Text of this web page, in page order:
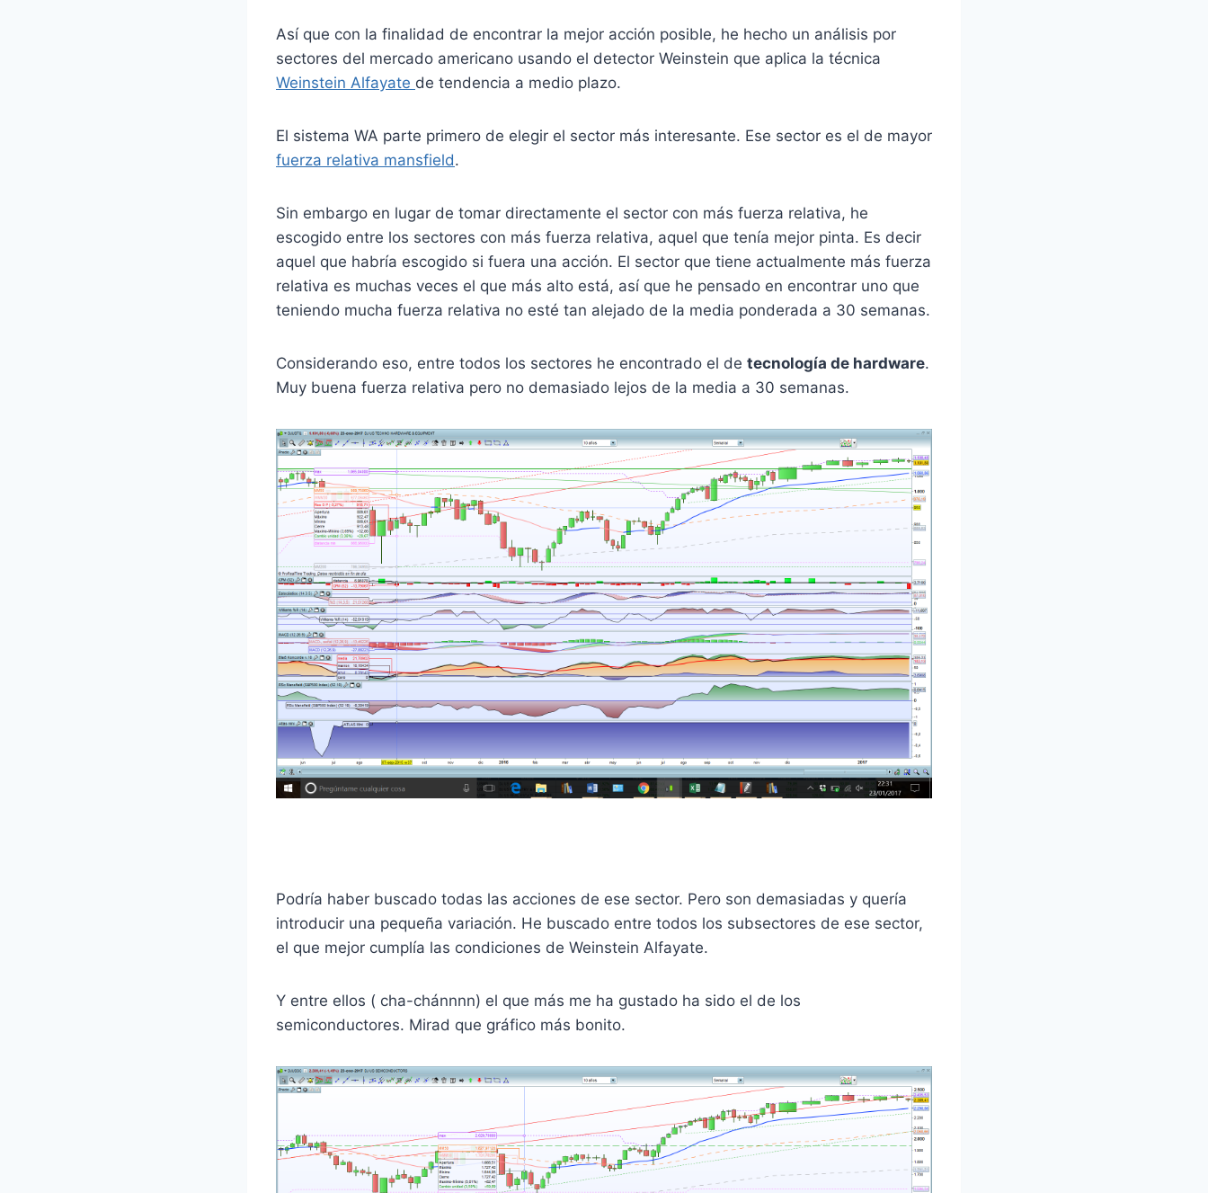
Así que con la finalidad de encontrar la mejor acción posible, he hecho un análisis por
sectores del mercado americano usando el detector Weinstein que aplica la técnica
Weinstein Alfayate de tendencia a medio plazo.
El sistema WA parte primero de elegir el sector más interesante. Ese sector es el de mayor
fuerza relativa mansfield.
Sin embargo en lugar de tomar directamente el sector con más fuerza relativa, he
escogido entre los sectores con más fuerza relativa, aquel que tenía mejor pinta. Es decir
aquel que habría escogido si fuera una acción. El sector que tiene actualmente más fuerza
relativa es muchas veces el que más alto está, así que he pensado en encontrar uno que
teniendo mucha fuerza relativa no esté tan alejado de la media ponderada a 30 semanas.
Considerando eso, entre todos los sectores he encontrado el de tecnología de hardware.
Muy buena fuerza relativa pero no demasiado lejos de la media a 30 semanas.
Podría haber buscado todas las acciones de ese sector. Pero son demasiadas y quería
introducir una pequeña variación. He buscado entre todos los subsectores de ese sector,
el que mejor cumplía las condiciones de Weinstein Alfayate.
Y entre ellos ( cha-chánnnn) el que más me ha gustado ha sido el de los
semiconductores. Mirad que gráfico más bonito.